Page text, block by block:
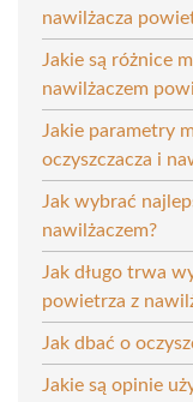
nawilżacza
Jakie są różnice
nawilżaczem
Jakie parametry
oczyszczacza i
Jak wybrać
nawilżaczem?
Jak długo trwa
powietrza z
Jak dbać o
Jakie są opinie